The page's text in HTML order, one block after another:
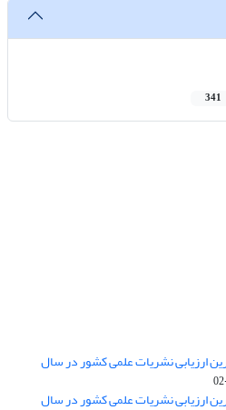
341
ارزیابی نشریات علمی کشور در سال
ارزیابی نشریات علمی کشور در سال